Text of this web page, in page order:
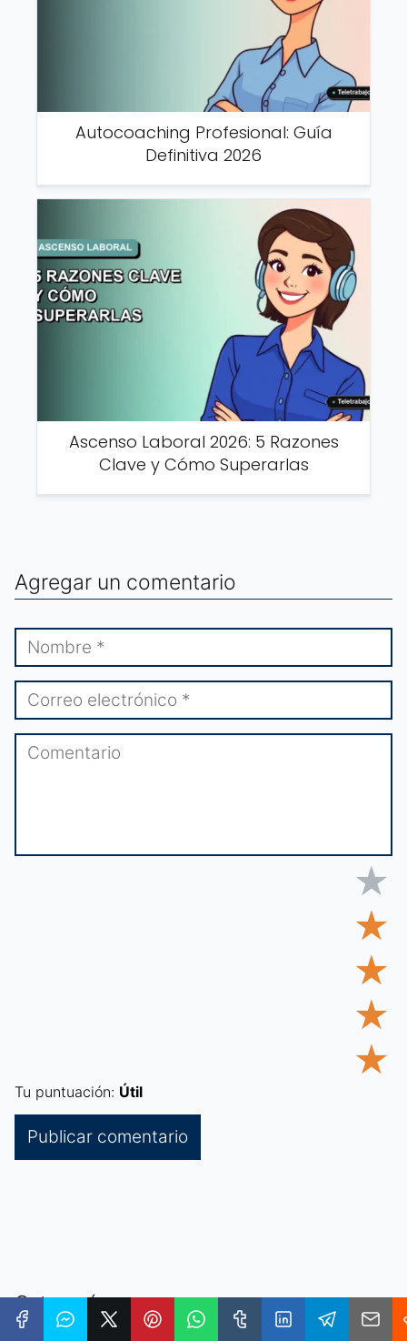
Autocoaching Profesional: Guía
Definitiva 2026
Ascenso Laboral 2026: 5 Razones
Clave y Cómo Superarlas
Agregar un comentario
★
★
★
★
★
Tu puntuación: Útil
Categorías